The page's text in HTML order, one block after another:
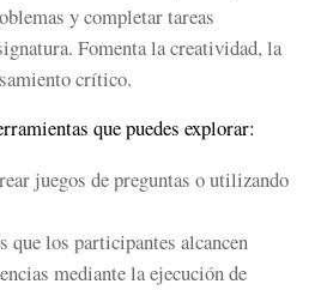
y completar tareas
Fomenta la creatividad, la
crítico.
que puedes explorar:
juegos de preguntas o utilizando
que los participantes alcancen
mediante la ejecución de